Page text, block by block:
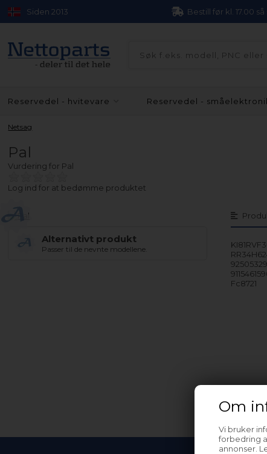
Om
Vi bruker
forbedring
annonser.
Siden 2013 Bestill før kl. 17.00
Reservedel - hvitevare Reservedel -
Netsag
Pal
Vurdering for Pal
Log ind for at bedømme produktet
Alternativt produkt
Passer til de nevnte modellene.
Fc8721